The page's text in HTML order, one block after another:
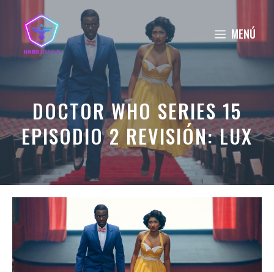
contenido
MENÚ
DOCTOR WHO SERIES 15
EPISODIO 2 REVISIÓN: LUX